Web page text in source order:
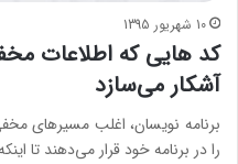
10 شهریور 1395
کد هایی که اطلاعات
آشکار می‌سازد
برنامه نویسان، اغلب مسیرهای
را در برنامه خود قرار می‌دهند تا